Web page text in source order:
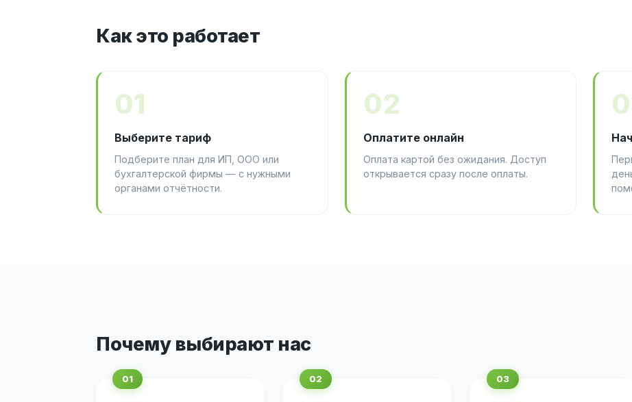
Как это работает
01
Выберите тариф
Подберите план для ИП, ООО или
бухгалтерской фирмы — с нужными
органами отчётности.
02
Оплатите онлайн
Оплата картой без ожидания. Доступ
открывается сразу после оплаты.
Почему выбирают нас